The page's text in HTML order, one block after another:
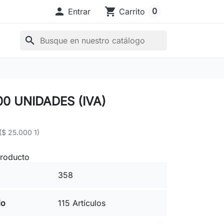
 Entrar shopping_cart Carrito 0
search
UNIDADES (IVA)
($ 25.000 1)
358
115 Artículos